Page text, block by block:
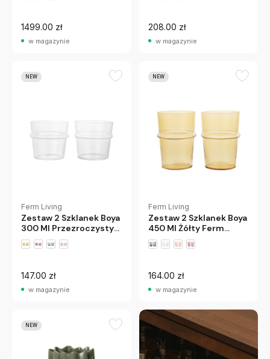
1499.00 zł
w magazynie
208.00 zł
w magazynie
NEW
Ferm Living
Zestaw 2 Szklanek Boya
300 Ml Przezroczysty
Ferm Living
147.00 zł
w magazynie
NEW
Ferm Living
Zestaw 2 Szklanek Boya
450 Ml Żółty Ferm
Living
164.00 zł
w magazynie
NEW